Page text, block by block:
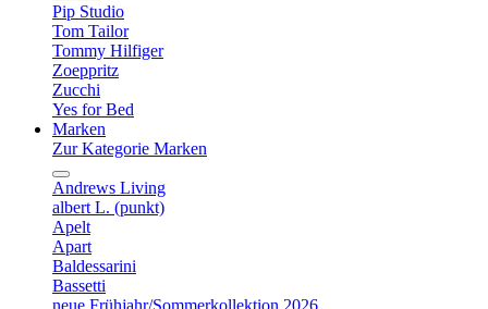
Pip Studio
Tom Tailor
Tommy Hilfiger
Zoeppritz
Zucchi
Yes for Bed
Marken
Zur Kategorie Marken
Andrews Living
albert L. (punkt)
Apelt
Apart
Baldessarini
Bassetti
neue Frühjahr/Sommerkollektion 2026